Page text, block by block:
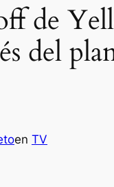
de
del
en TV